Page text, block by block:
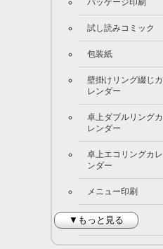
パッケージ印刷
試し読みコミック
包装紙
壁掛けリング綴じカ
レンダー
卓上ダブルリングカ
レンダー
卓上エコリングカレ
ンダー
メニュー印刷
▼もっと見る